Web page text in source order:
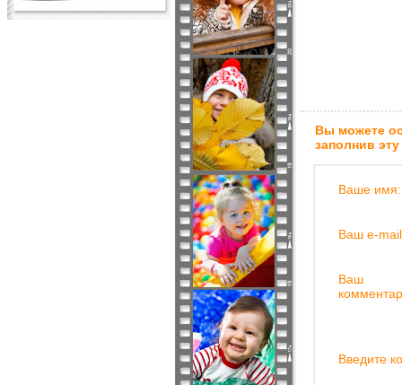
Вы можете
заполнив
Ваше имя:
Ваш e-
Ваш
Введите